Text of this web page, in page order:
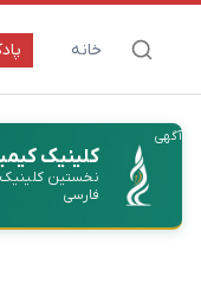
خانه
آگهی
کلینیک
نخستین
فارسی